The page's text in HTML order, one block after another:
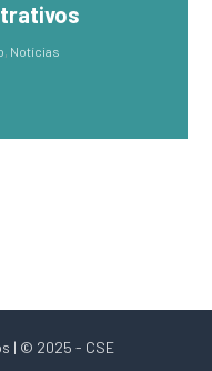
, Notícias
| © 2025 - CSE